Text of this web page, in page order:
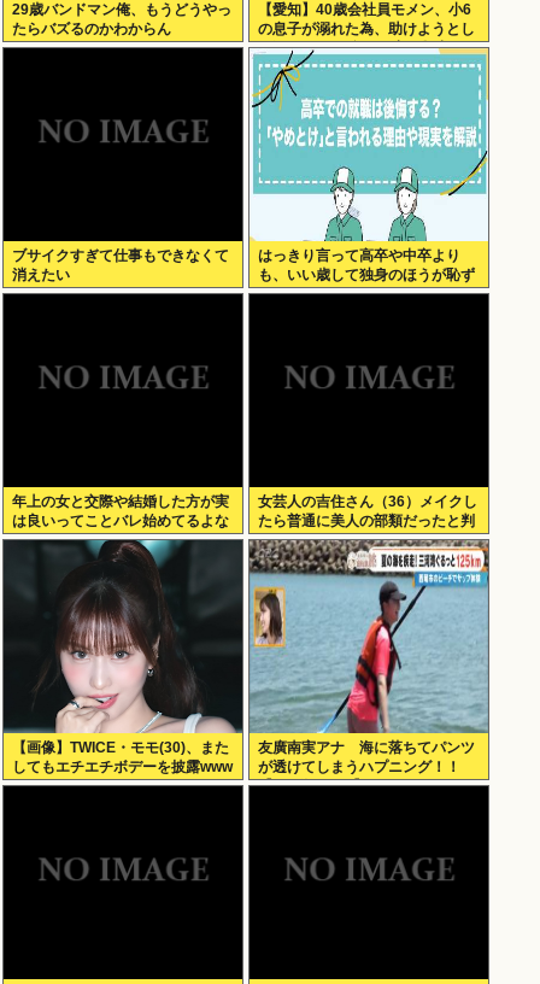
29歳バンドマン俺、もうどうやっ
たらバズるのかわからん
【愛知】40歳会社員モメン、小6
の息子が溺れた為、助けようとし
て溺れる なお息子は妻が救出
ブサイクすぎて仕事もできなくて
消えたい
はっきり言って高卒や中卒より
も、いい歳して独身のほうが恥ず
かしいよな
年上の女と交際や結婚した方が実
は良いってことバレ始めてるよな
女芸人の吉住さん（36）メイクし
たら普通に美人の部類だったと判
明www
【画像】TWICE・モモ(30)、また
してもエチエチボデーを披露www
友廣南実アナ 海に落ちてパンツ
が透けてしまうハプニング！！
【GIF動画あり】